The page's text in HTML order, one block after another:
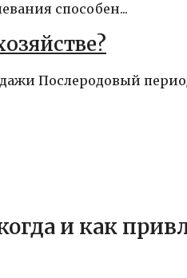
способен...
Послеродовый
и как